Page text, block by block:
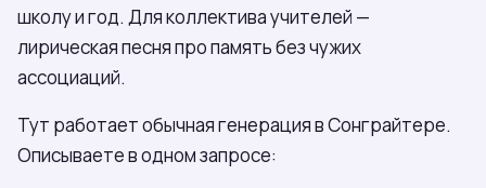
школу и год. Для коллектива учителей —
лирическая песня про память без чужих
ассоциаций.
Тут работает обычная генерация в Сонграйтере.
Описываете в одном запросе: